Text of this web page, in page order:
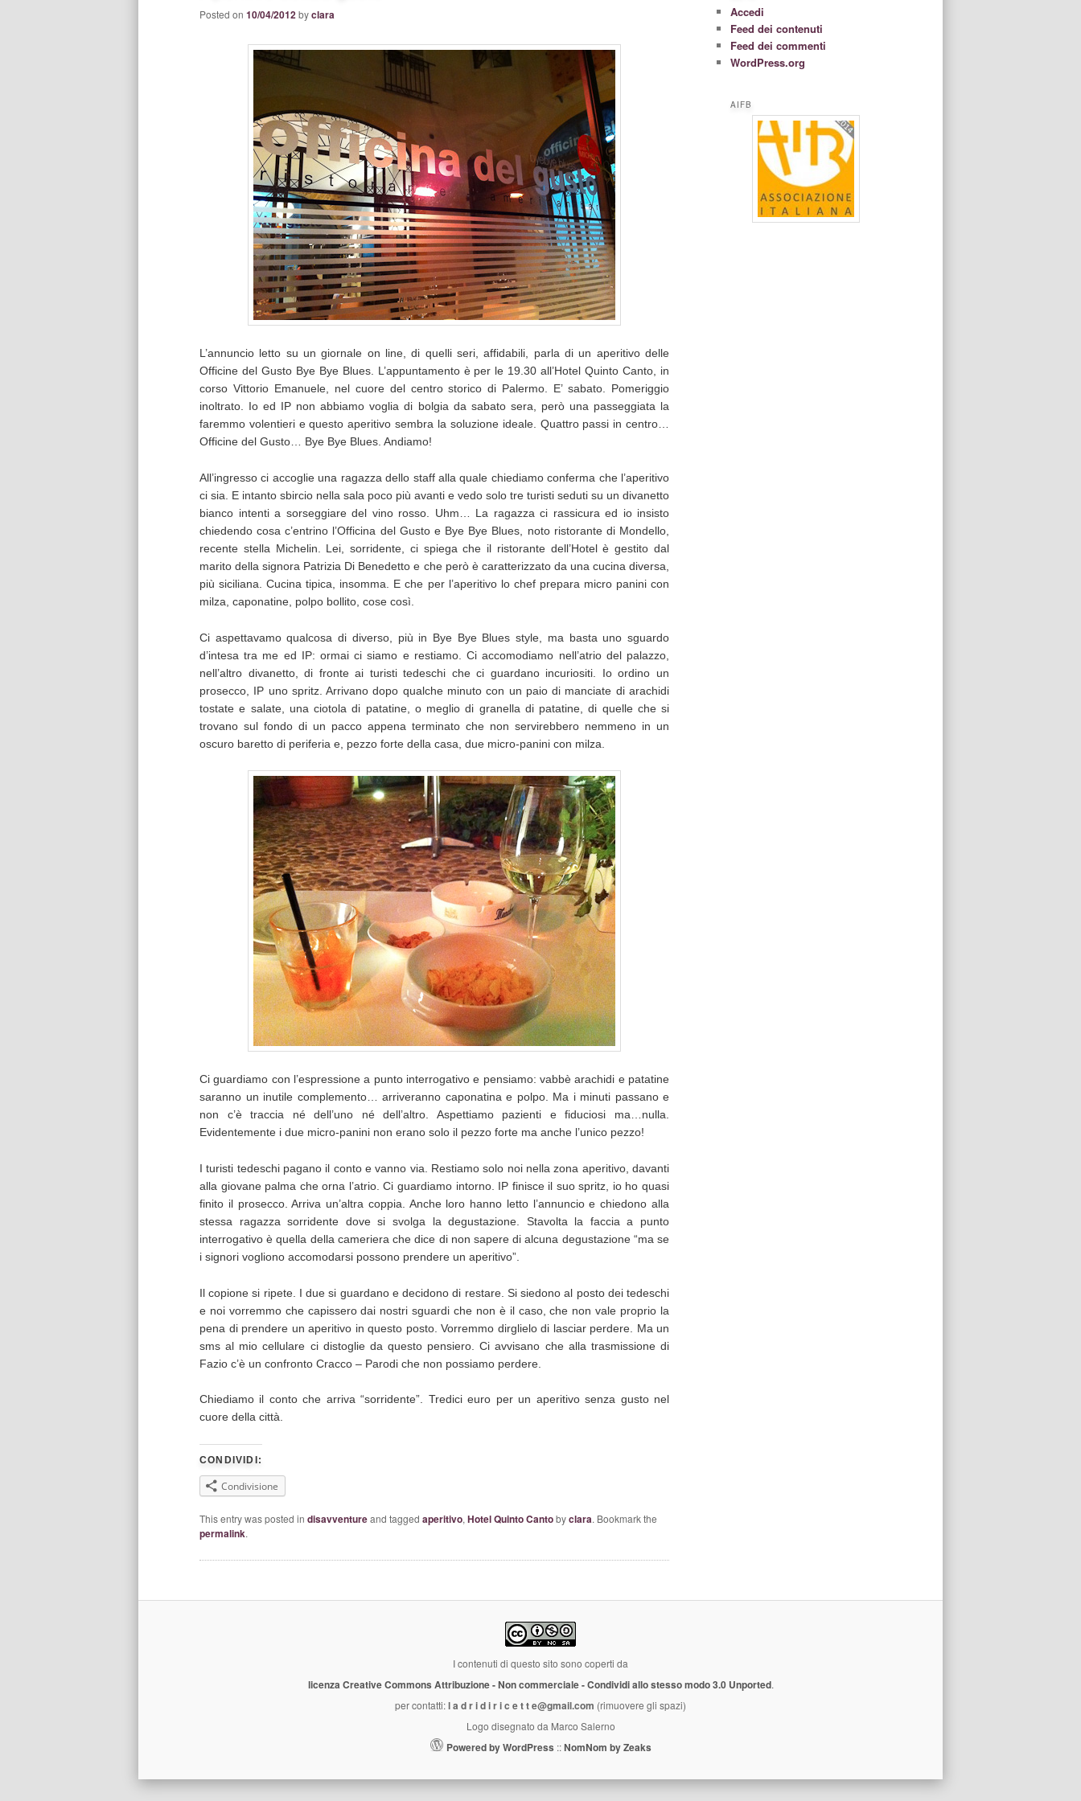
Posted on 10/04/2012byclara
L’annuncio letto su un giornale on line, di quelli seri, affidabili, parla di un aperitivo delle
Officine del Gusto Bye Bye Blues. L’appuntamento è per le 19.30 all’Hotel Quinto Canto, in
corso Vittorio Emanuele, nel cuore del centro storico di Palermo. E’ sabato. Pomeriggio
inoltrato. Io ed IP non abbiamo voglia di bolgia da sabato sera, però una passeggiata la
faremmo volentieri e questo aperitivo sembra la soluzione ideale. Quattro passi in centro…
Officine del Gusto… Bye Bye Blues. Andiamo!
All’ingresso ci accoglie una ragazza dello staff alla quale chiediamo conferma che l’aperitivo
ci sia. E intanto sbircio nella sala poco più avanti e vedo solo tre turisti seduti su un divanetto
bianco intenti a sorseggiare del vino rosso. Uhm… La ragazza ci rassicura ed io insisto
chiedendo cosa c’entrino l’Officina del Gusto e Bye Bye Blues, noto ristorante di Mondello,
recente stella Michelin. Lei, sorridente, ci spiega che il ristorante dell’Hotel è gestito dal
marito della signora Patrizia Di Benedetto e che però è caratterizzato da una cucina diversa,
più siciliana. Cucina tipica, insomma. E che per l’aperitivo lo chef prepara micro panini con
milza, caponatine, polpo bollito, cose così.
Ci aspettavamo qualcosa di diverso, più in Bye Bye Blues style, ma basta uno sguardo
d’intesa tra me ed IP: ormai ci siamo e restiamo. Ci accomodiamo nell’atrio del palazzo,
nell’altro divanetto, di fronte ai turisti tedeschi che ci guardano incuriositi. Io ordino un
prosecco, IP uno spritz. Arrivano dopo qualche minuto con un paio di manciate di arachidi
tostate e salate, una ciotola di patatine, o meglio di granella di patatine, di quelle che si
trovano sul fondo di un pacco appena terminato che non servirebbero nemmeno in un
oscuro baretto di periferia e, pezzo forte della casa, due micro-panini con milza.
Ci guardiamo con l’espressione a punto interrogativo e pensiamo: vabbè arachidi e patatine
saranno un inutile complemento… arriveranno caponatina e polpo. Ma i minuti passano e
non c’è traccia né dell’uno né dell’altro. Aspettiamo pazienti e fiduciosi ma…nulla.
Evidentemente i due micro-panini non erano solo il pezzo forte ma anche l’unico pezzo!
I turisti tedeschi pagano il conto e vanno via. Restiamo solo noi nella zona aperitivo, davanti
alla giovane palma che orna l’atrio. Ci guardiamo intorno. IP finisce il suo spritz, io ho quasi
finito il prosecco. Arriva un’altra coppia. Anche loro hanno letto l’annuncio e chiedono alla
stessa ragazza sorridente dove si svolga la degustazione. Stavolta la faccia a punto
interrogativo è quella della cameriera che dice di non sapere di alcuna degustazione “ma se
i signori vogliono accomodarsi possono prendere un aperitivo”.
Il copione si ripete. I due si guardano e decidono di restare. Si siedono al posto dei tedeschi
e noi vorremmo che capissero dai nostri sguardi che non è il caso, che non vale proprio la
pena di prendere un aperitivo in questo posto. Vorremmo dirglielo di lasciar perdere. Ma un
sms al mio cellulare ci distoglie da questo pensiero. Ci avvisano che alla trasmissione di
Fazio c’è un confronto Cracco – Parodi che non possiamo perdere.
Chiediamo il conto che arriva “sorridente”. Tredici euro per un aperitivo senza gusto nel
cuore della città.
CONDIVIDI:
Condivisione
This entry was posted in disavventureand tagged aperitivo, Hotel Quinto Cantobyclara. Bookmark the
permalink.
Accedi
Feed dei contenuti
Feed dei commenti
WordPress.org
AIFB
I contenuti di questo sito sono coperti da
licenza Creative Commons Attribuzione - Non commerciale - Condividi allo stesso modo 3.0 Unported.
per contatti:l a d r i d i r i c e t t e@gmail.com (rimuovere gli spazi)
Logo disegnato da Marco Salerno
Powered by WordPress ::NomNom by Zeaks